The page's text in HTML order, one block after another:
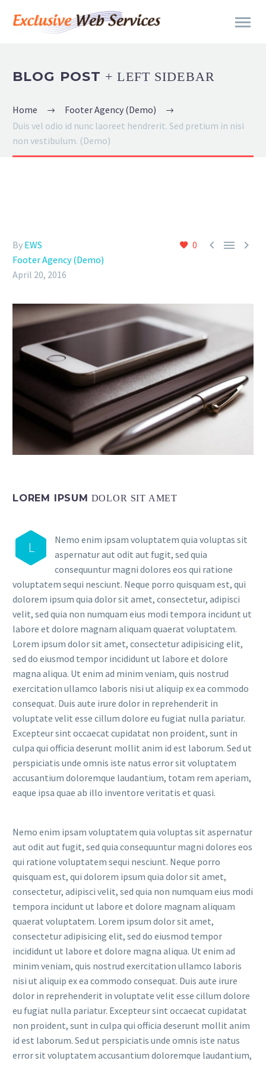
BLOG POST + LEFT SIDEBAR
Home
Footer Agency (Demo)
Duis vel odio id nunc laoreet hendrerit. Sed pretium in nisi
non vestibulum. (Demo)
0   
By EWS
Footer Agency (Demo)
April 20, 2016
LOREM IPSUM DOLOR SIT AMET
L
Nemo enim ipsam voluptatem quia voluptas sit
aspernatur aut odit aut fugit, sed quia
consequuntur magni dolores eos qui ratione
voluptatem sequi nesciunt. Neque porro quisquam est, qui
dolorem ipsum quia dolor sit amet, consectetur, adipisci
velit, sed quia non numquam eius modi tempora incidunt ut
labore et dolore magnam aliquam quaerat voluptatem.
Lorem ipsum dolor sit amet, consectetur adipisicing elit,
sed do eiusmod tempor incididunt ut labore et dolore
magna aliqua. Ut enim ad minim veniam, quis nostrud
exercitation ullamco laboris nisi ut aliquip ex ea commodo
consequat. Duis aute irure dolor in reprehenderit in
voluptate velit esse cillum dolore eu fugiat nulla pariatur.
Excepteur sint occaecat cupidatat non proident, sunt in
culpa qui officia deserunt mollit anim id est laborum. Sed ut
perspiciatis unde omnis iste natus error sit voluptatem
accusantium doloremque laudantium, totam rem aperiam,
eaque ipsa quae ab illo inventore veritatis et quasi.
Nemo enim ipsam voluptatem quia voluptas sit aspernatur
aut odit aut fugit, sed quia consequuntur magni dolores eos
qui ratione voluptatem sequi nesciunt. Neque porro
quisquam est, qui dolorem ipsum quia dolor sit amet,
consectetur, adipisci velit, sed quia non numquam eius modi
tempora incidunt ut labore et dolore magnam aliquam
quaerat voluptatem. Lorem ipsum dolor sit amet,
consectetur adipisicing elit, sed do eiusmod tempor
incididunt ut labore et dolore magna aliqua. Ut enim ad
minim veniam, quis nostrud exercitation ullamco laboris
nisi ut aliquip ex ea commodo consequat. Duis aute irure
dolor in reprehenderit in voluptate velit esse cillum dolore
eu fugiat nulla pariatur. Excepteur sint occaecat cupidatat
non proident, sunt in culpa qui officia deserunt mollit anim
id est laborum. Sed ut perspiciatis unde omnis iste natus
error sit voluptatem accusantium doloremque laudantium,